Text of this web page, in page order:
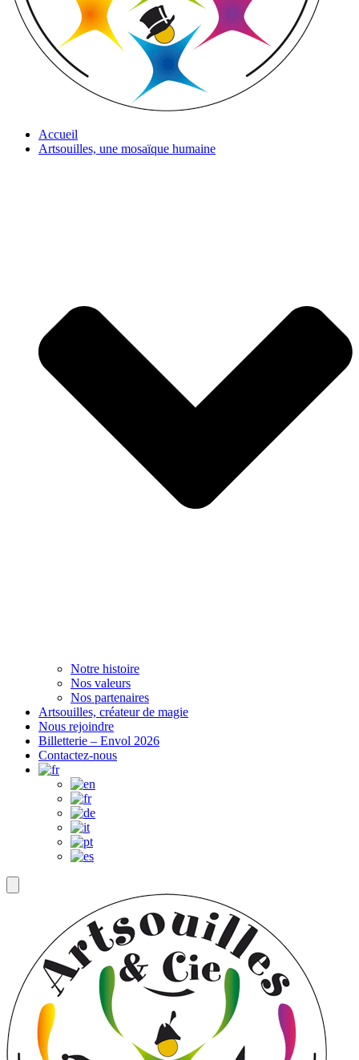
Accueil
Artsouilles, une mosaïque humaine
Notre histoire
Nos valeurs
Nos partenaires
Artsouilles, créateur de magie
Nous rejoindre
Billetterie – Envol 2026
Contactez-nous